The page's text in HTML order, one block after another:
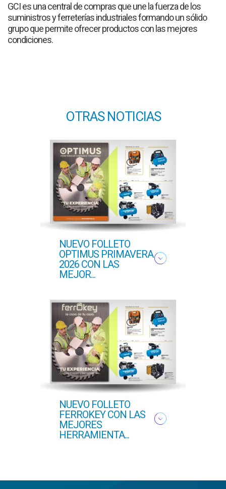
GCI es una central de compras que une la fuerza de los
suministros y ferreterías industriales formando un sólido
grupo que permite ofrecer productos con las mejores
condiciones.
OTRAS NOTICIAS
NUEVO FOLLETO
OPTIMUS PRIMAVERA
2026 CON LAS
MEJOR...
NUEVO FOLLETO
FERROKEY CON LAS
MEJORES
HERRAMIENTA...